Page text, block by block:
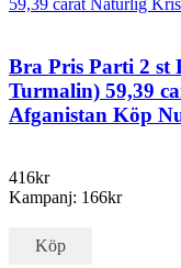
Bra Pris Parti 2 st
Turmalin) 59,39
Afganistan Köp
416kr
Kampanj: 166kr
Köp